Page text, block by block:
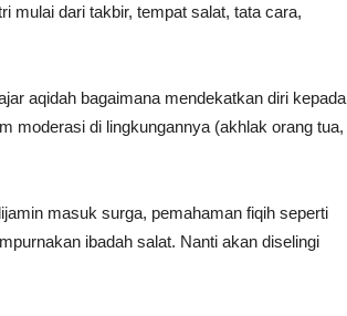
mulai dari takbir, tempat salat, tata cara,
aqidah bagaimana mendekatkan diri kepada
moderasi di lingkungannya (akhlak orang tua,
masuk surga, pemahaman fiqih seperti
ibadah salat. Nanti akan diselingi